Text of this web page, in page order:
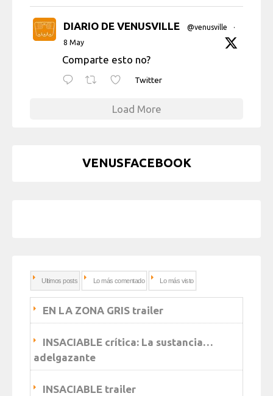
DIARIO DE VENUSVILLE @venusville
·
8 May
Comparte esto no?
Twitter
Load More
VENUSFACEBOOK
Ultimos posts Lo más comentado Lo más visto
EN LA ZONA GRIS trailer
INSACIABLE crítica: La sustancia…
adelgazante
INSACIABLE trailer